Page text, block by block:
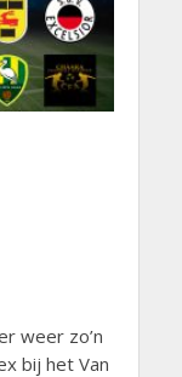
weer zo’n
bij het Van